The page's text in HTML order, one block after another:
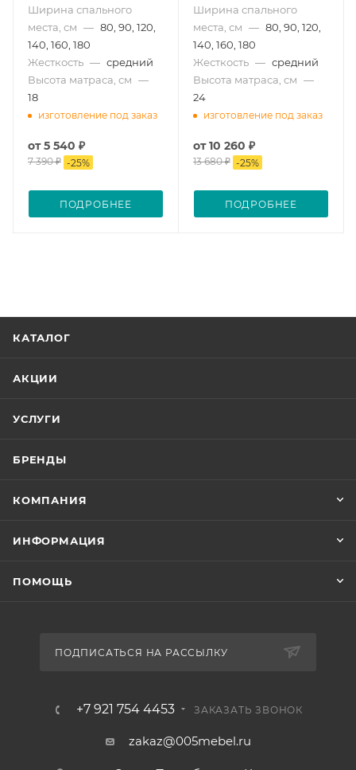
Ширина спального
места, см — 80, 90, 120,
140, 160, 180
Жесткость — средний
Высота матраса, см —
18
изготовление под заказ
от5 540 ₽
7 390 ₽ -25%
ПОДРОБНЕЕ
Ширина спального
места, см — 80, 90, 120,
140, 160, 180
Жесткость — средний
Высота матраса, см —
24
изготовление под заказ
от10 260 ₽
13 680 ₽ -25%
ПОДРОБНЕЕ
КАТАЛОГ
АКЦИИ
УСЛУГИ
БРЕНДЫ
КОМПАНИЯ
ИНФОРМАЦИЯ
ПОМОЩЬ
ПОДПИСАТЬСЯ НА РАССЫЛКУ
+7 921 754 4453 ЗАКАЗАТЬ ЗВОНОК
zakaz@005mebel.ru